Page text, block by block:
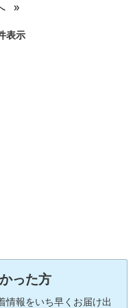
表示
った方
情報をいち早くお届け出